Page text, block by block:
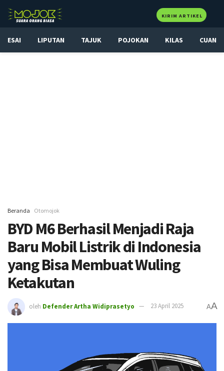
KIRIM ARTIKEL
ESAI LIPUTAN TAJUK POJOKAN KILAS CUAN
Beranda Otomojok
BYD M6 Berhasil Menjadi Raja
Baru Mobil Listrik di Indonesia
yang Bisa Membuat Wuling
Ketakutan
oleh Defender Artha Widiprasetyo 23 April 2025 AA